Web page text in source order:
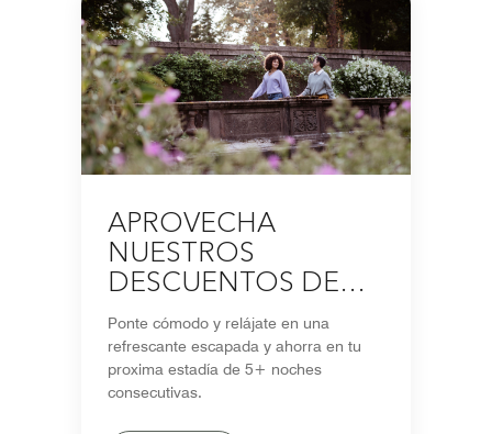
APROVECHA
NUESTROS
DESCUENTOS DE
TEMPORADA EN
ESTADÍAS DE 5+
NOCHES
Ponte cómodo y relájate en una
refrescante escapada y ahorra en tu
proxima estadía de 5+ noches
consecutivas.